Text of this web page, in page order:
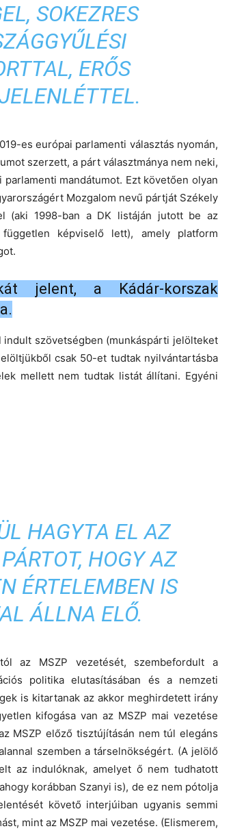
SOKEZRES
ERŐS
es európai parlamenti választás nyomán,
szerzett, a párt választmánya nem neki,
mandátumot. Ezt követően olyan
Mozgalom nevű pártját Székely
(aki 1998-ban a DK listáján jutott be az
képviselő lett), amely platform
jelent, a Kádár-korszak
indult szövetségben (munkáspárti jelölteket
csak 50-et tudtak nyilvántartásba
mellett nem tudtak listát állítani. Egyéni
HAGYTA EL AZ
HOGY AZ
ÉRTELEMBEN IS
ÁLLNA ELŐ.
az MSZP vezetését, szembefordult a
politika elutasításában és a nemzeti
is kitartanak az akkor meghirdetett irány
kifogása van az MSZP mai vezetése
MSZP előző tisztújításán nem túl elegáns
szemben a társelnökségért. (A jelölő
az indulóknak, amelyet ő nem tudhatott
korábban Szanyi is), de ez nem pótolja
követő interjúiban ugyanis semmi
mint az MSZP mai vezetése. (Elismerem,